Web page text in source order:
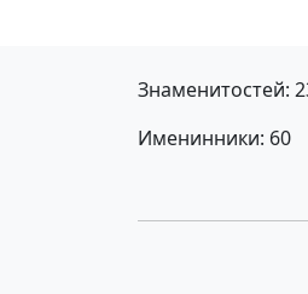
Знаменитостей:
Именинники: 60